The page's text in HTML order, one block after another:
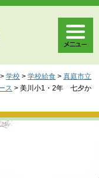
> 学校 > 学校給食 > 真庭市立
ス > 美川小1・2年 七夕か